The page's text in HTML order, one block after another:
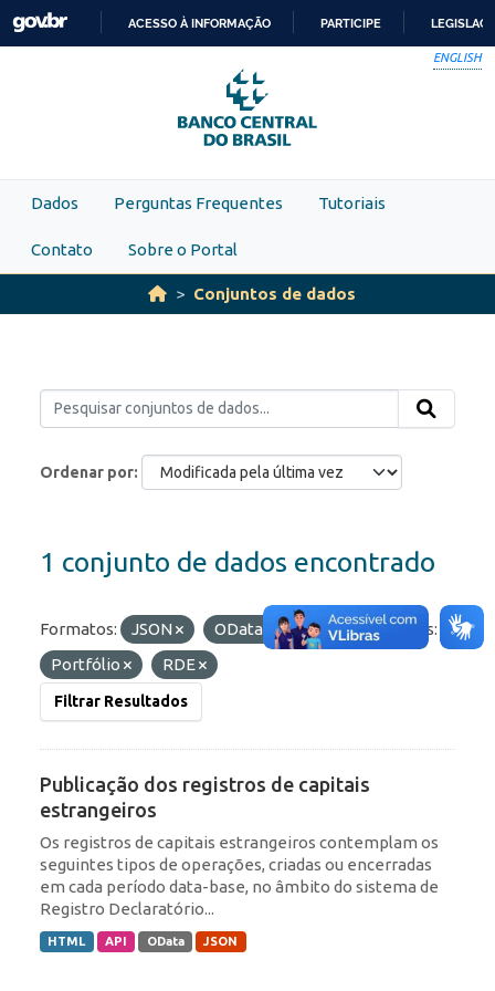
Skip to main content
PARA
O
CONTEÚDO
ACESSO À INFORMAÇÃO PARTICIPE
ENGLISH
Dados Perguntas Frequentes Tutoriais
Contato Sobre o Portal
Conjuntos de dados
Ordenar por
1 conjunto de dados encontrado
Formatos: JSON OData API
Etiquetas:
Portfólio
RDE
Filtrar Resultados
Publicação dos registros de capitais
estrangeiros
Os registros de capitais estrangeiros contemplam os
seguintes tipos de operações, criadas ou encerradas
em cada período data-base, no âmbito do sistema de
Registro Declaratório...
HTML API OData JSON